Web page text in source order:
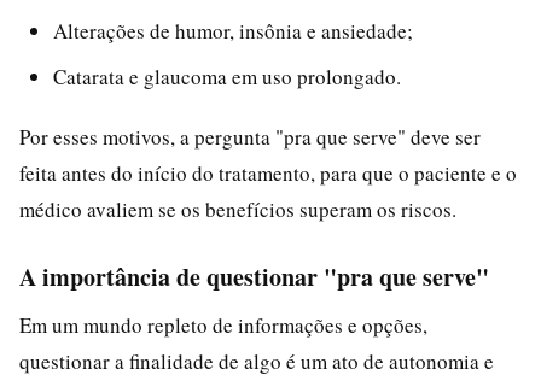
Alterações de humor, insônia e ansiedade;
Catarata e glaucoma em uso prolongado.
Por esses motivos, a pergunta "pra que serve" deve ser
feita antes do início do tratamento, para que o paciente e o
médico avaliem se os benefícios superam os riscos.
A importância de questionar "pra que serve"
Em um mundo repleto de informações e opções,
questionar a finalidade de algo é um ato de autonomia e